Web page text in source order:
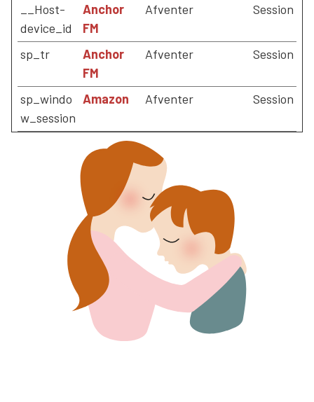
__Host-
device_id
Anchor
FM
Afventer Session
sp_tr
Anchor
FM
Afventer Session
sp_windo
w_session
Amazon Afventer Session